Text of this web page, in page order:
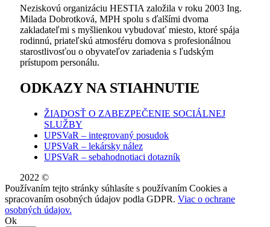
Neziskovú organizáciu HESTIA založila v roku 2003 Ing.
Milada Dobrotková, MPH spolu s ďalšími dvoma
zakladateľmi s myšlienkou vybudovať miesto, ktoré spája
rodinnú, priateľskú atmosféru domova s profesionálnou
starostlivosťou o obyvateľov zariadenia s ľudským
prístupom personálu.
ODKAZY NA STIAHNUTIE
ŽIADOSŤ O ZABEZPEČENIE SOCIÁLNEJ
SLUŽBY
UPSVaR – integrovaný posudok
UPSVaR – lekársky nález
UPSVaR – sebahodnotiaci dotazník
2022 ©
Používaním tejto stránky súhlasíte s používaním Cookies a
spracovaním osobných údajov podla GDPR. Viac o ochrane
osobných údajov.
Ok